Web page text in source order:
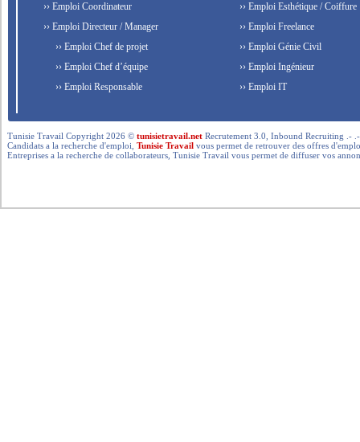
›› Emploi Coordinateur
›› Emploi Directeur / Manager
›› Emploi Chef de projet
›› Emploi Chef d’équipe
›› Emploi Responsable
›› Emploi Esthétique / Coiffure
›› Emploi Freelance
›› Emploi Génie Civil
›› Emploi Ingénieur
›› Emploi IT
Tunisie Travail Copyright 2026 ©tunisietravail.net Recrutement 3.0, Inbound Recruiting .-
Candidats a la recherche d'emploi,Tunisie Travail vous permet de retrouver des offres
Entreprises a la recherche de collaborateurs, Tunisie Travail vous permet de diffuser vos